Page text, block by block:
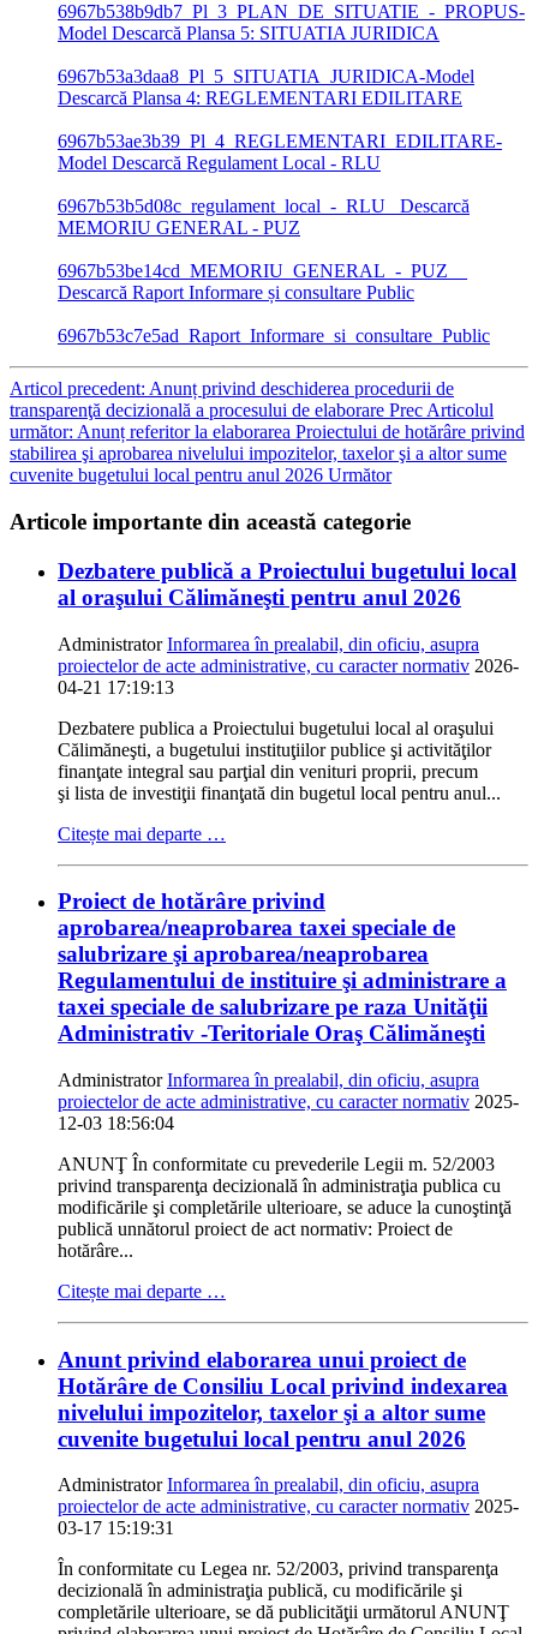
6967b538b9db7_Pl_3_PLAN_DE_SITUATIE_-_PROPUS-
Model Descarcă Plansa 5: SITUATIA JURIDICA
6967b53a3daa8_Pl_5_SITUATIA_JURIDICA-Model
Descarcă Plansa 4: REGLEMENTARI EDILITARE
6967b53ae3b39_Pl_4_REGLEMENTARI_EDILITARE-
Model Descarcă Regulament Local - RLU
6967b53b5d08c_regulament_local_-_RLU_
Descarcă
MEMORIU GENERAL - PUZ
6967b53be14cd_MEMORIU_GENERAL_-_PUZ__
Descarcă Raport Informare și consultare Public
6967b53c7e5ad_Raport_Informare_si_consultare_Public
Articol precedent: Anunț privind deschiderea procedurii de
transparenţă decizională a procesului de elaborare Prec Articolul
următor: Anunț referitor la elaborarea Proiectului de hotărâre privind
stabilirea şi aprobarea nivelului impozitelor, taxelor şi a altor sume
cuvenite bugetului local pentru anul 2026 Următor
Articole importante din această categorie
Dezbatere publică a Proiectului bugetului local
al oraşului Călimăneşti pentru anul 2026
AdministratorInformarea în prealabil, din oficiu, asupra
proiectelor de acte administrative, cu caracter normativ 2026-
04-21 17:19:13
Dezbatere publica a Proiectului bugetului local al oraşului
Călimăneşti, a bugetului instituţiilor publice şi activităţilor
finanţate integral sau parţial din venituri proprii, precum
şi lista de investiţii finanţată din bugetul local pentru anul...
Citește mai departe …
Proiect de hotărâre privind
aprobarea/neaprobarea taxei speciale de
salubrizare şi aprobarea/neaprobarea
Regulamentului de instituire şi administrare a
taxei speciale de salubrizare pe raza Unităţii
Administrativ -Teritoriale Oraş Călimăneşti
AdministratorInformarea în prealabil, din oficiu, asupra
proiectelor de acte administrative, cu caracter normativ 2025-
12-03 18:56:04
ANUNŢ În conformitate cu prevederile Legii m. 52/2003
privind transparenţa decizională în administraţia publica cu
modificările şi completările ulterioare, se aduce la cunoştinţă
publică unnătorul proiect de act normativ: Proiect de
hotărâre...
Citește mai departe …
Anunt privind elaborarea unui proiect de
Hotărâre de Consiliu Local privind indexarea
nivelului impozitelor, taxelor şi a altor sume
cuvenite bugetului local pentru anul 2026
AdministratorInformarea în prealabil, din oficiu, asupra
proiectelor de acte administrative, cu caracter normativ 2025-
03-17 15:19:31
În conformitate cu Legea nr. 52/2003, privind transparenţa
decizională în administraţia publică, cu modificările şi
completările ulterioare, se dă publicităţii următorul ANUNŢ